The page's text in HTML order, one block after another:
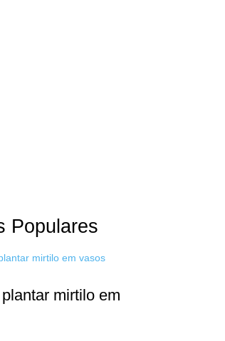
Populares
mirtilo em